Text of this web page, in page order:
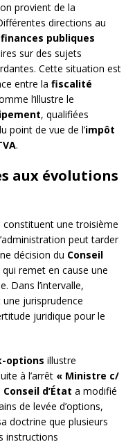
provient de la
directions au
publiques
sur des sujets
Cette situation est
entre la fiscalité
l’illustre le
, qualifiées
point de vue de l’impôt
.
aux évolutions
constituent une troisième
peut tarder
décision du Conseil
qui remet en cause une
Dans l’intervalle,
jurisprudence
juridique pour le
options illustre
à l’arrêt « Ministre c/
Conseil d’État a modifié
de levée d’options,
doctrine que plusieurs
instructions